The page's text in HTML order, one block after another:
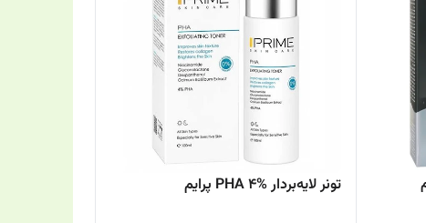
تونر لایه‌بردار PHA 4% پرایم